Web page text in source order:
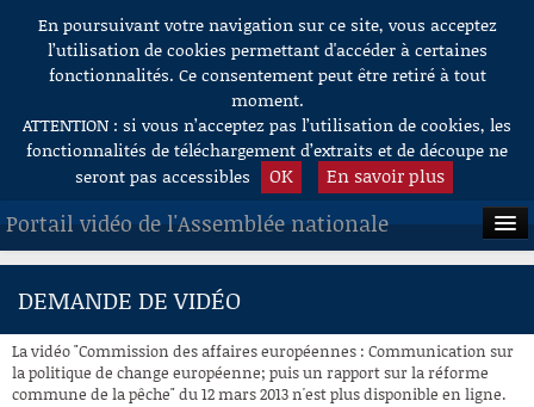
Aller au contenu
En poursuivant votre navigation sur ce site, vous acceptez
l’utilisation de cookies permettant d'accéder à certaines
fonctionnalités. Ce consentement peut être retiré à tout
moment.
ATTENTION : si vous n’acceptez pas l’utilisation de cookies, les
fonctionnalités de téléchargement d’extraits et de découpe ne
seront pas accessibles
OK En savoir plus
Portail vidéo de l'Assemblée nationale
ACCUEIL
À LA DEMANDE
DEMANDE DE VIDÉO
La vidéo "Commission des affaires européennes : Communication sur
la politique de change européenne; puis un rapport sur la réforme
commune de la pêche" du 12 mars 2013 n'est plus disponible en ligne.